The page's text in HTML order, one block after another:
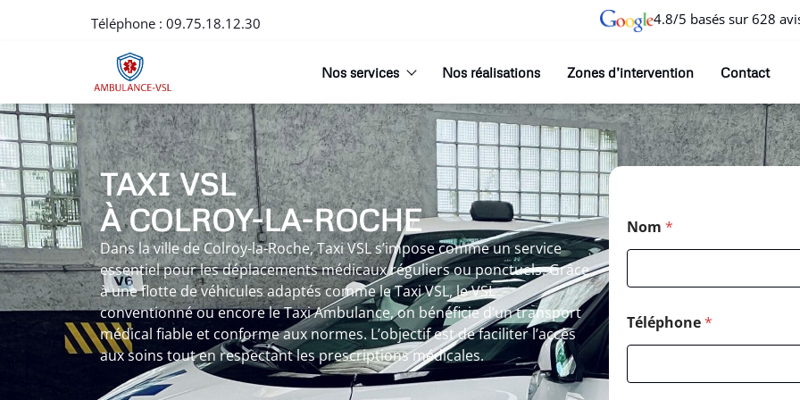
Téléphone : 09.75.18.12.30 4.8/5 basés sur 628
Nos services Nos réalisations Zones d’intervention Contact
TAXI VSL
À COLROY-LA-ROCHE
Dans la ville de Colroy-la-Roche, Taxi VSL s’impose comme un service
essentiel pour les déplacements médicaux réguliers ou ponctuels. Grâce
à une flotte de véhicules adaptés comme le Taxi VSL, le VSL
conventionné ou encore le Taxi Ambulance, on bénéficie d’un transport
médical fiable et conforme aux normes. L’objectif est de faciliter l’accès
aux soins tout en respectant les prescriptions médicales.
Nom *
Téléphone*